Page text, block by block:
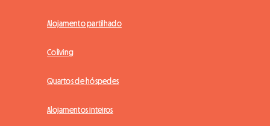
Alojamento partilhado
Coliving
Quartos de hóspedes
Alojamentos inteiros